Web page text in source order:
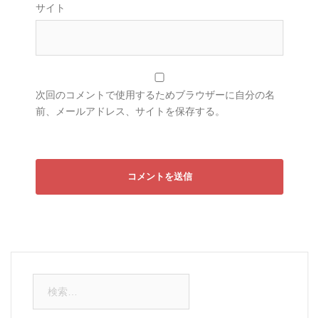
サイト
次回のコメントで使用するためブラウザーに自分の名
前、メールアドレス、サイトを保存する。